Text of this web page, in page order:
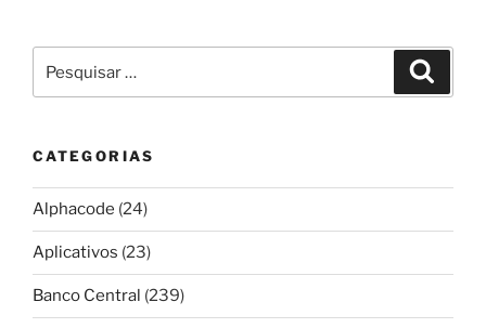
por:
CATEGORIAS
Alphacode (24)
Aplicativos (23)
Banco Central (239)